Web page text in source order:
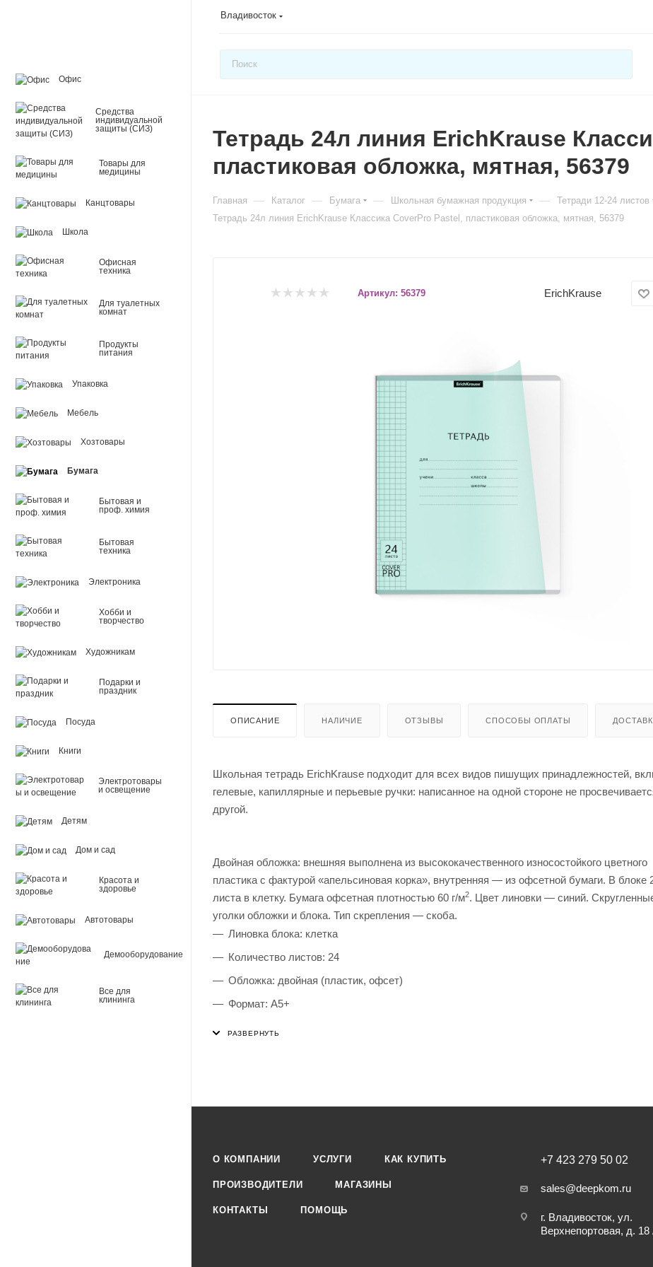
Владивосток
Офис
Средства
индивидуальной
защиты (СИЗ)
Товары для
медицины
Канцтовары
Школа
Офисная
техника
Для туалетных
комнат
Продукты
питания
Упаковка
Мебель
Хозтовары
Бумага
Бытовая и
проф. химия
Бытовая
техника
Электроника
Хобби и
творчество
Художникам
Подарки и
праздник
Посуда
Книги
Электротовары
и освещение
Детям
Дом и сад
Красота и
здоровье
Автотовары
Демооборудование
Все для
клининга
Тетрадь 24л линия ErichKrause
пластиковая обложка, мятная, 56379
Главная — Каталог — Бумага — Школьная бумажная продукция — Тетради 12-24 листов
Тетрадь 24л линия ErichKrause Классика CoverPrо Pastel, пластиковая обложка, мятная, 56379
Артикул: 56379 ErichKrause
ОПИСАНИЕ НАЛИЧИЕ ОТЗЫВЫ СПОСОБЫ ОПЛАТЫ
Школьная тетрадь ErichKrause подходит для всех видов пишущих принадлежностей,
гелевые, капиллярные и перьевые ручки: написанное на одной стороне не
другой.
Двойная обложка: внешняя выполнена из высококачественного износостойкого цветного
пластика с фактурой «апельсиновая корка», внутренняя — из офсетной бумаги. В блоке
листа в клетку. Бумага офсетная плотностью 60 г/м2. Цвет линовки — синий.
уголки обложки и блока. Тип скрепления — скоба.
Линовка блока: клетка
Количество листов: 24
Обложка: двойная (пластик, офсет)
Формат: А5+
О КОМПАНИИ УСЛУГИ КАК КУПИТЬ
ПРОИЗВОДИТЕЛИ МАГАЗИНЫ
КОНТАКТЫ ПОМОЩЬ
+7 423 279 50 02
sales@deepkom.ru
г. Владивосток, ул.
Верхнепортовая, д. 18